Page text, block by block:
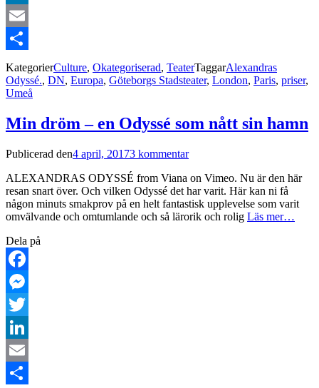
LinkedIn
Email
Dela
KategorierCulture, Okategoriserad, TeaterTaggarAlexandras
Odyssé., DN, Europa, Göteborgs Stadsteater, London, Paris, priser,
Umeå
Min dröm – en Odyssé som nått sin hamn
Publicerad den4 april, 20173 kommentar
ALEXANDRAS ODYSSÉ from Viana on Vimeo. Nu är den här
resan snart över. Och vilken Odyssé det har varit. Här kan ni få
någon minuts smakprov på en helt fantastisk upplevelse som varit
omvälvande och omtumlande och så lärorik och rolig Läs mer…
Dela på
Facebook
Messenger
Twitter
LinkedIn
Email